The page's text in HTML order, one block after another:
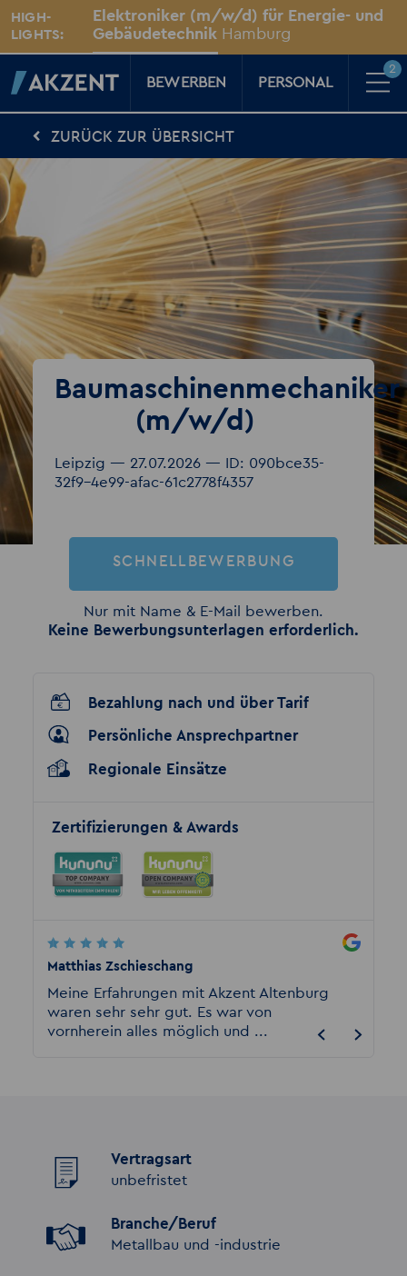
HIGH-
LIGHTS:
Elektroniker (m/w/d) für Energie- und
Gebäudetechnik Hamburg
Für Kandidaten
Karriere-Kompass
News, Tipps & Tricks rund um deinen Traumjob
Für Unternehmen
Kompass für Personaler
News rund um den Arbeitsplatz
Über AKZENT
Für Sie vor Ort
AKZENT-Shop
Für unsere größten Fans
Merkzettel 2
BEWERBEN PERSONAL
2
ZURÜCK ZUR ÜBERSICHT
Baumaschinenmechaniker
(m/w/d)
Leipzig — 27.07.2026 — ID: 090bce35-
32f9-4e99-afac-61c2778f4357
SCHNELLBEWERBUNG
Nur mit Name & E-Mail bewerben.
Keine Bewerbungsunterlagen erforderlich.
Bezahlung nach und über Tarif
Persönliche Ansprechpartner
Regionale Einsätze
Zertifizierungen & Awards
Matthias Zschieschang
Meine Erfahrungen mit Akzent Altenburg
waren sehr sehr gut. Es war von
vornherein alles möglich und ...
Vertragsart
unbefristet
Branche/Beruf
Metallbau und -industrie